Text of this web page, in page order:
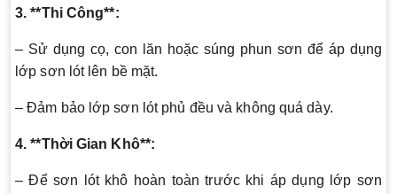
3. **Thi Công**:
– Sử dụng cọ, con lăn hoặc súng phun sơn để áp dụng
lớp sơn lót lên bề mặt.
– Đảm bảo lớp sơn lót phủ đều và không quá dày.
4. **Thời Gian Khô**:
– Để sơn lót khô hoàn toàn trước khi áp dụng lớp sơn